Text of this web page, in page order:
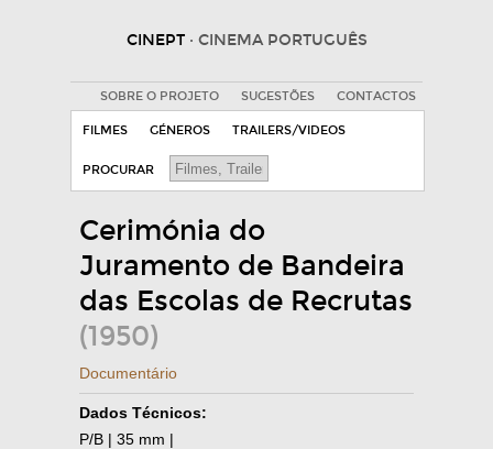
CINEPT · CINEMA PORTUGUÊS
SOBRE O PROJETO SUGESTÕES CONTACTOS
FILMES GÉNEROS TRAILERS/VIDEOS
PROCURAR
Cerimónia do
Juramento de Bandeira
das Escolas de Recrutas
(1950)
Documentário
Dados Técnicos:
P/B | 35 mm |